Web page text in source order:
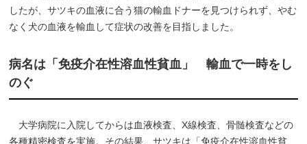
したが、サツキの血液に合う猫の輸血ドナーを見つけられず、やむ
なく犬の血液を輸血して症状の改善を目指しました。
病名は「免疫介在性溶血性貧血」 輸血で一時をし
のぐ
大学病院に入院してからは血液検査、X線検査、骨髄検査などの
各種精密検査を実施。その結果、サツキは「免疫介在性溶血性貧